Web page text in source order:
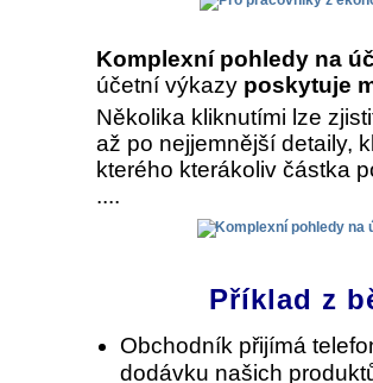
Komplexní pohledy na
účetní výkazy poskytuje
Několika kliknutími lze
až po nejjemnější detaily,
kterého kterákoliv částka
....
Příklad z
Obchodník přijímá
dodávku našich